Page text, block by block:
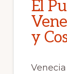
El
y